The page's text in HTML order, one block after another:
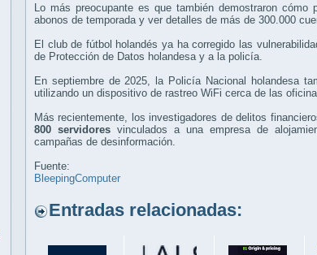
Lo más preocupante es que también demostraron cómo
abonos de temporada y ver detalles de más de 300.000
El club de fútbol holandés ya ha corregido las
de Protección de Datos holandesa y a la policía.
En septiembre de 2025, la Policía Nacional holandesa
utilizando un dispositivo de rastreo WiFi cerca de las
Más recientemente, los investigadores de delitos
800 servidores vinculados a una empresa de
campañas de desinformación.
Fuente:
BleepingComputer
Entradas relacionadas: